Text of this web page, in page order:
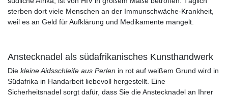
sterben dort viele Menschen an der Immunschwäche-Krankheit,
weil es an Geld für Aufklärung und Medikamente mangelt.
Anstecknadel als südafrikanisches Kunsthandwerk
Die kleine Aidsschleife aus Perlen in rot auf weißem Grund wird in
Südafrika in Handarbeit liebevoll hergestellt. Eine
Sicherheitsnadel sorgt dafür, dass Sie die Anstecknadel an Ihrer